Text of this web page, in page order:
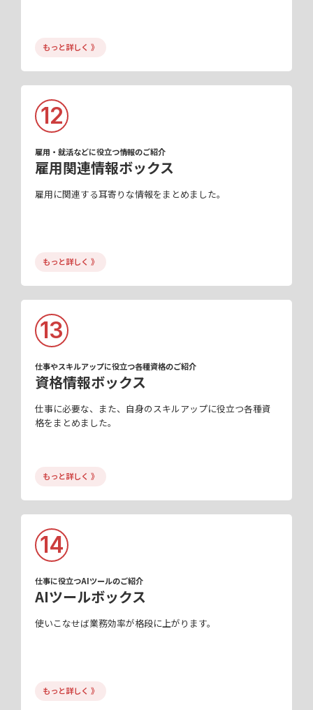
もっと詳しく 》
12
雇用・就活などに役立つ情報のご紹介
雇用関連情報ボックス
雇用に関連する耳寄りな情報をまとめました。
もっと詳しく 》
13
仕事やスキルアップに役立つ各種資格のご紹介
資格情報ボックス
仕事に必要な、また、自身のスキルアップに役立つ各種資
格をまとめました。
もっと詳しく 》
14
仕事に役立つAIツールのご紹介
AIツールボックス
使いこなせば業務効率が格段に上がります。
もっと詳しく 》